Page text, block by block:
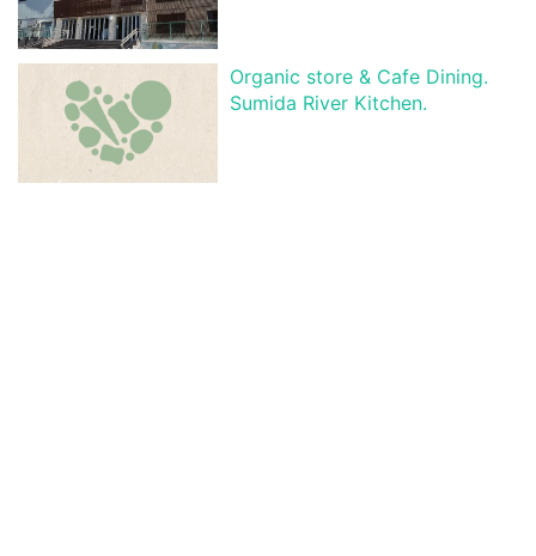
Organic store & Cafe Dining.
Sumida River Kitchen.